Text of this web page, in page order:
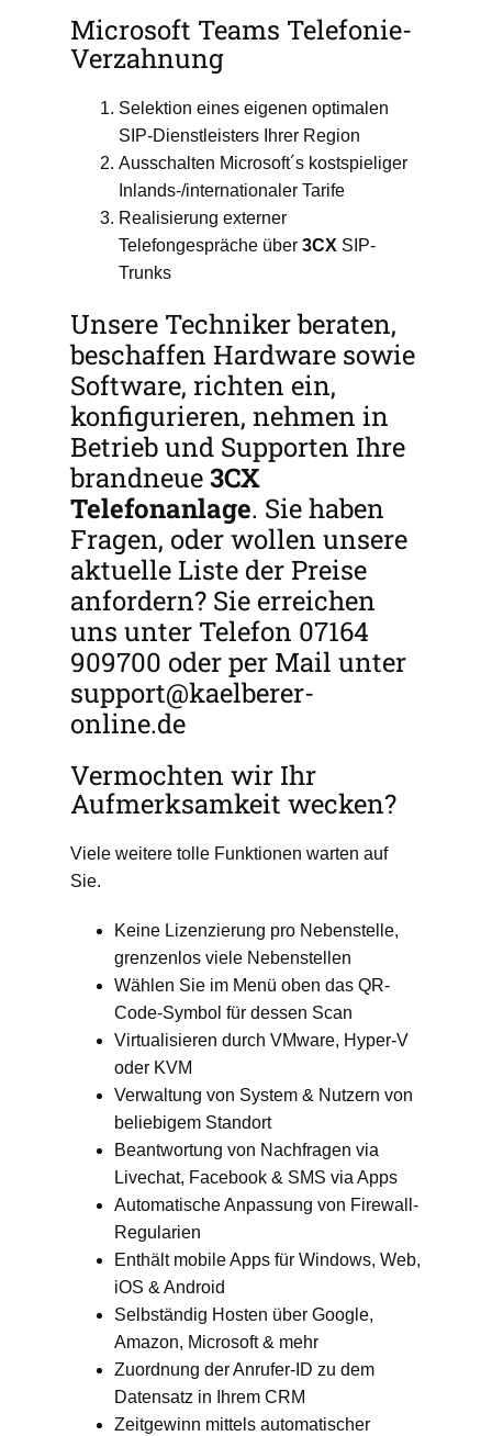
Microsoft Teams Telefonie-
Verzahnung
Selektion eines eigenen optimalen
SIP-Dienstleisters Ihrer Region
Ausschalten Microsoft´s kostspieliger
Inlands-/internationaler Tarife
Realisierung externer
Telefongespräche über 3CX SIP-
Trunks
Unsere Techniker beraten,
beschaffen Hardware sowie
Software, richten ein,
konfigurieren, nehmen in
Betrieb und Supporten Ihre
brandneue3CX
Telefonanlage. Sie haben
Fragen, oder wollen unsere
aktuelle Liste der Preise
anfordern? Sie erreichen
uns unter Telefon 07164
909700 oder per Mail unter
support@kaelberer-
online.de
Vermochten wir Ihr
Aufmerksamkeit wecken?
Viele weitere tolle Funktionen warten auf
Sie.
Keine Lizenzierung pro Nebenstelle,
grenzenlos viele Nebenstellen
Wählen Sie im Menü oben das QR-
Code-Symbol für dessen Scan
Virtualisieren durch VMware, Hyper-V
oder KVM
Verwaltung von System & Nutzern von
beliebigem Standort
Beantwortung von Nachfragen via
Livechat, Facebook & SMS via Apps
Automatische Anpassung von Firewall-
Regularien
Enthält mobile Apps für Windows, Web,
iOS & Android
Selbständig Hosten über Google,
Amazon, Microsoft & mehr
Zuordnung der Anrufer-ID zu dem
Datensatz in Ihrem CRM
Zeitgewinn mittels automatischer